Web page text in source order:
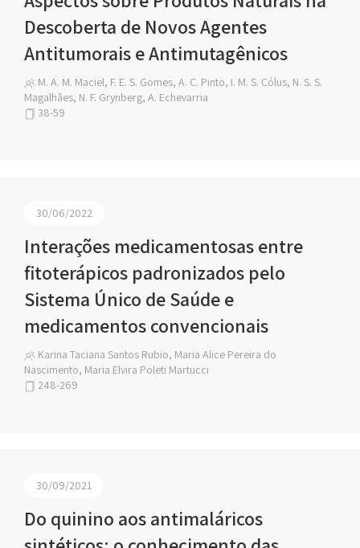
Descoberta de Novos Agentes
Antitumorais e Antimutagênicos
M. A. M. Maciel, F. E. S. Gomes, A. C. Pinto, I. M. S. Cólus, N. S. S.
Magalhães, N. F. Grynberg, A. Echevarria
38-59
30/06/2022
Interações medicamentosas entre
fitoterápicos padronizados pelo
Sistema Único de Saúde e
medicamentos convencionais
Karina Taciana Santos Rubio, Maria Alice Pereira do
Nascimento, Maria Elvira Poleti Martucci
248-269
30/09/2021
Do quinino aos antimaláricos